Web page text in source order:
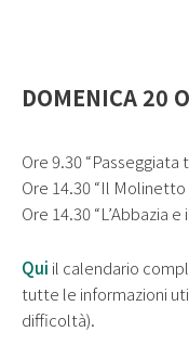
DOMENICA 20
Ore 9.30 “Passeggiata
Ore 14.30 “Il
Ore 14.30 “L’Abbazia
Qui il calendario
tutte le informazioni
difficoltà).